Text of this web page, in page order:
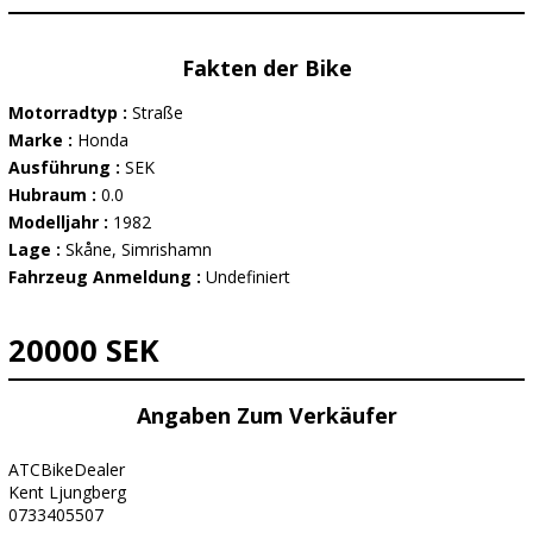
Fakten der Bike
Motorradtyp : Straße
Marke : Honda
Ausführung : SEK
Hubraum : 0.0
Modelljahr : 1982
Lage : Skåne, Simrishamn
Fahrzeug Anmeldung : Undefiniert
20000 SEK
Angaben Zum Verkäufer
ATCBikeDealer
Kent Ljungberg
0733405507